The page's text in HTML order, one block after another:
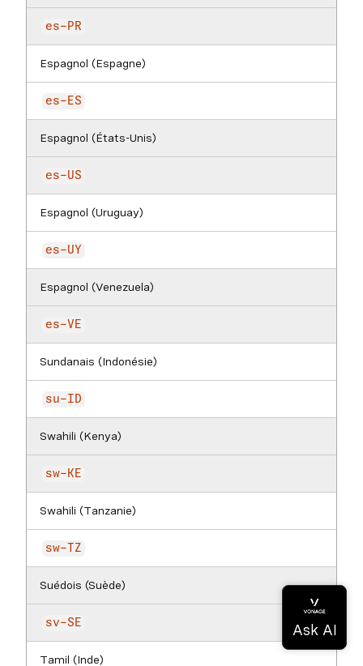
es-PR
Espagnol (Espagne)
es-ES
Espagnol (États-Unis)
es-US
Espagnol (Uruguay)
es-UY
Espagnol (Venezuela)
es-VE
Sundanais (Indonésie)
su-ID
Swahili (Kenya)
sw-KE
Swahili (Tanzanie)
sw-TZ
Suédois (Suède)
sv-SE
Tamil (Inde)